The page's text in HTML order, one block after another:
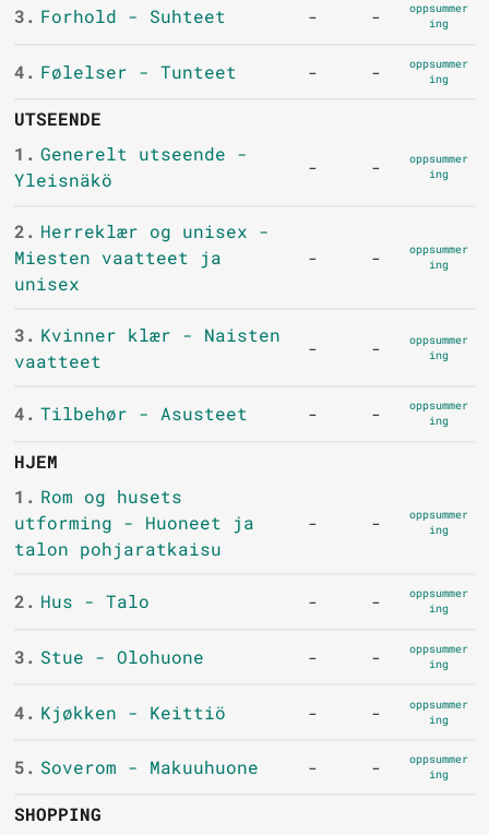
3. Forhold - Suhteet - -
oppsummer
ing
4. Følelser - Tunteet - -
oppsummer
ing
UTSEENDE
1. Generelt utseende -
Yleisnäkö
- -
oppsummer
ing
2. Herreklær og unisex -
Miesten vaatteet ja
unisex
- -
oppsummer
ing
3. Kvinner klær - Naisten
vaatteet
- -
oppsummer
ing
4. Tilbehør - Asusteet - -
oppsummer
ing
HJEM
1. Rom og husets
utforming - Huoneet ja
talon pohjaratkaisu
- -
oppsummer
ing
2. Hus - Talo - -
oppsummer
ing
3. Stue - Olohuone - -
oppsummer
ing
4. Kjøkken - Keittiö - -
oppsummer
ing
5. Soverom - Makuuhuone - -
oppsummer
ing
SHOPPING